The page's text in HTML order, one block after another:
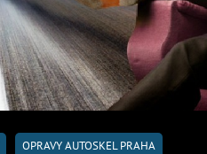
OPRAVY AUTOSKEL PRAHA